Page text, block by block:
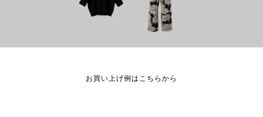
お買い上げ例はこちらから